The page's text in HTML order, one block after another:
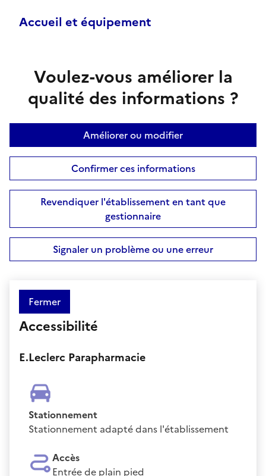
Accueil et équipement
Voulez-vous améliorer la
qualité des informations ?
Améliorer ou modifier
Confirmer ces informations
Revendiquer l'établissement en tant que
gestionnaire
Signaler un problème ou une erreur
Fermer
Accessibilité
E.Leclerc Parapharmacie
Stationnement
Stationnement adapté dans l'établissement
Accès
Entrée de plain pied